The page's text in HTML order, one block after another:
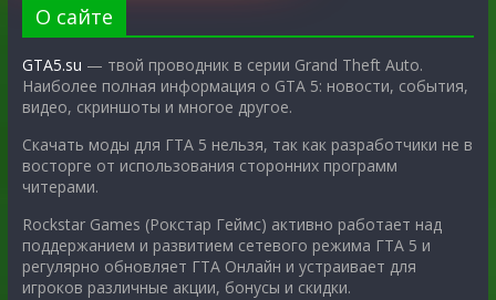
О сайте
GTA5.su — твой проводник в серии Grand Theft Auto.
Наиболее полная информация о GTA 5: новости, события,
видео, скриншоты и многое другое.
Скачать моды для ГТА 5 нельзя, так как разработчики не в
восторге от использования сторонних программ
читерами.
Rockstar Games (Рокстар Геймс) активно работает над
поддержанием и развитием сетевого режима ГТА 5 и
регулярно обновляет ГТА Онлайн и устраивает для
игроков различные акции, бонусы и скидки.